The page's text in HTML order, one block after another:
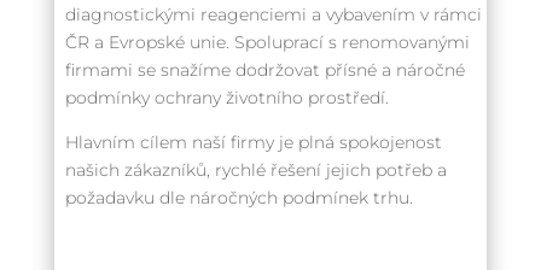
diagnostickými reagenciemi a vybavením v rámci
ČR a Evropské unie. Spoluprací s renomovanými
firmami se snažíme dodržovat přísné a náročné
podmínky ochrany životního prostředí.
Hlavním cílem naší firmy je plná spokojenost
našich zákazníků, rychlé řešení jejich potřeb a
požadavku dle náročných podmínek trhu.